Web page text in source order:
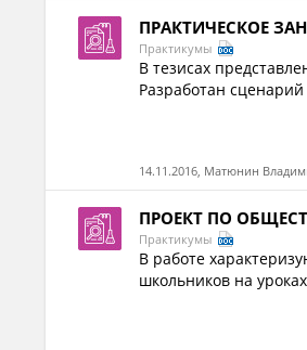
ПРАКТИЧЕСКОЕ
Практикумы
В тезисах
Разработан
14.11.2016, Матюнин
ПРОЕКТ ПО
Практикумы
В работе
школьников на